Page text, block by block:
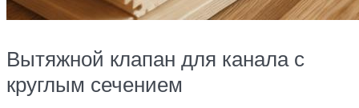
Вытяжной клапан для канала с
круглым сечением